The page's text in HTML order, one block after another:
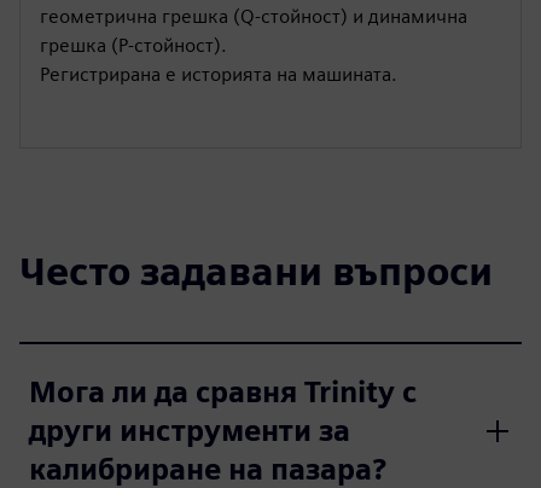
геометрична грешка (Q-стойност) и динамична
грешка (P-стойност).
Регистрирана е историята на машината.
Често задавани въпроси
Мога ли да сравня Trinity с
други инструменти за
калибриране на пазара?